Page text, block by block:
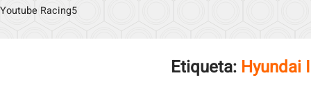
Youtube Racing5
Etiqueta: Hyundai